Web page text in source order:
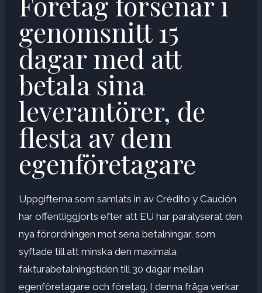
genomsnitt 15
dagar med att
betala sina
leverantörer, de
flesta av dem
egenföretagare
Uppgifterna som samlats in av Crédito y Caución
har offentliggjorts efter att EU har paralyserat den
nya förordningen mot sena betalningar, som
syftade till att minska den maximala
fakturabetalningstiden till 30 dagar mellan
egenföretagare och företag. I denna fråga verkar